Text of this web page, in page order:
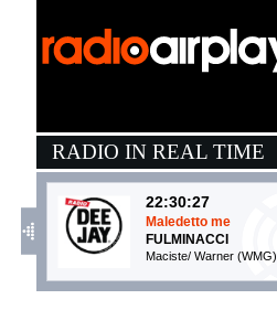
RADIO IN REAL TIME
22:30:27
Maledetto me
FULMINACCI
Maciste/ Warner (WMG)